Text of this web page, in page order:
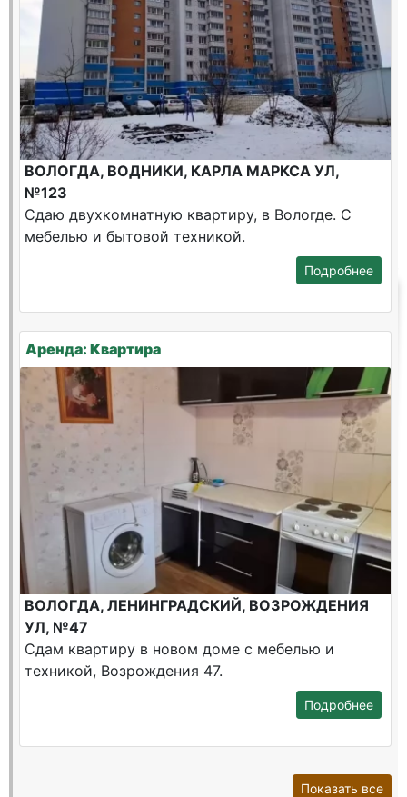
ВОЛОГДА, ВОДНИКИ, КАРЛА МАРКСА УЛ,
№123
Сдаю двухкомнатную квартиру, в Вологде. С
мебелью и бытовой техникой.
Подробнее
Аренда: Квартира
ВОЛОГДА, ЛЕНИНГРАДСКИЙ, ВОЗРОЖДЕНИЯ
УЛ, №47
Сдам квартиру в новом доме с мебелью и
техникой, Возрождения 47.
Подробнее
Показать все